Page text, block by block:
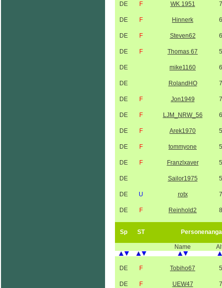
DE F WK 1951
DE F Hinnerk
DE F Steven62
DE F Thomas 67
DE mike1160
DE RolandHO
DE F Jon1949
DE F LJM_NRW_56
DE F Arek1970
DE F tommyone
DE F Franzlxaver
DE Sailor1975
DE U rotx
DE F Reinhold2
Sp ST
Name
DE F Tobiho67
DE F UEW47